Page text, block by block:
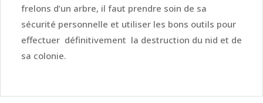
frelons d’un arbre, il faut prendre soin de sa
sécurité personnelle et utiliser les bons outils pour
effectuer définitivement la destruction du nid et de
sa colonie.